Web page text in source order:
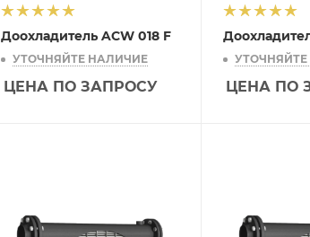
Доохладитель ACW 018 F
УТОЧНЯЙТЕ НАЛИЧИЕ
ЦЕНА ПО ЗАПРОСУ ЦЕНА ПО